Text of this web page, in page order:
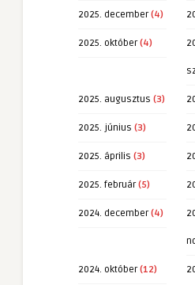
2025. december(4)
2025. október(4)
2025. augusztus (3)
2025. június (3)
2025. április (3)
2025. február(5)
2024. december(4)
2024. október(12)